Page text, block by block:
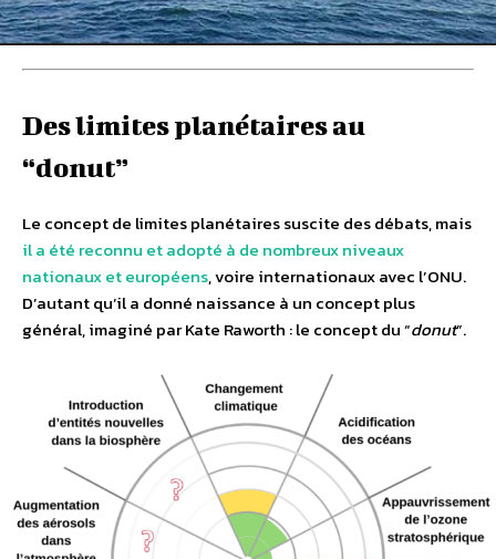
Des limites planétaires au
“donut”
Le concept de limites planétaires suscite des débats, mais
il a été reconnu et adopté à de nombreux niveaux
nationaux et européens, voire internationaux avec l’ONU.
D’autant qu’il a donné naissance à un concept plus
général, imaginé par Kate Raworth : le concept du “donut”.